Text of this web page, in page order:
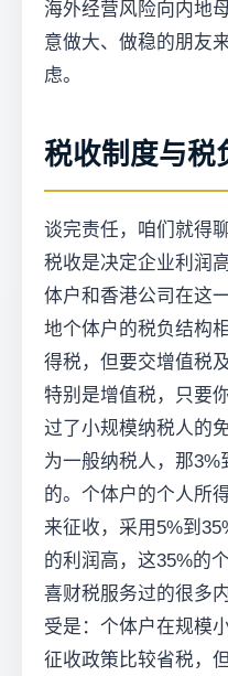
海外经营风险向内地
意做大、做稳的朋友
虑。
税收制度与税
谈完责任，咱们就得
税收是决定企业利润
体户和香港公司在这
地个体户的税负结构
得税，但要交增值税
特别是增值税，只要
过了小规模纳税人的
为一般纳税人，那3%
的。个体户的个人所
来征收，采用5%到
的利润高，这35%的
喜财税服务过的很多
受是：个体户在规模
征收政策比较省税，